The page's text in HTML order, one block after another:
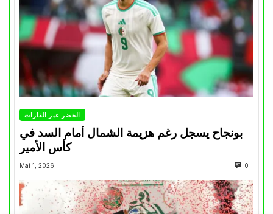
الخضر عبر القارات
بونجاح يسجل رغم هزيمة الشمال أمام السد في
كأس الأمير
Mai 1, 2026 0